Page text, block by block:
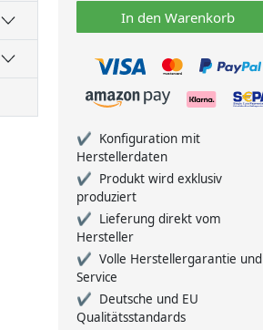
In den Warenkorb
Konfiguration mit
Herstellerdaten
Produkt wird exklusiv
produziert
Lieferung direkt vom
Hersteller
Volle Herstellergarantie und
Service
Deutsche und EU
Qualitätsstandards